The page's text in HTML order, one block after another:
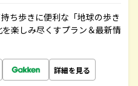
ち歩きに便利な「地球の歩き
楽しみ尽くすプラン＆最新情
詳細を見る